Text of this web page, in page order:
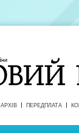
АРХІВ ПЕРЕДПЛАТА